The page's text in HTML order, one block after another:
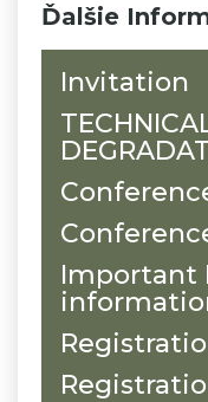
Ďalšie
Invitation
Important